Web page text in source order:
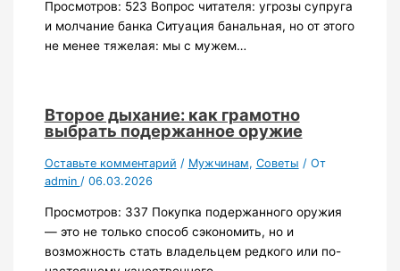
Просмотров: 523 Вопрос читателя: угрозы супруга
и молчание банка Ситуация банальная, но от этого
не менее тяжелая: мы с мужем…
Второе дыхание: как грамотно
выбрать подержанное оружие
Оставьте комментарий / Мужчинам, Советы / От
admin / 06.03.2026
Просмотров: 337 Покупка подержанного оружия
— это не только способ сэкономить, но и
возможность стать владельцем редкого или по-